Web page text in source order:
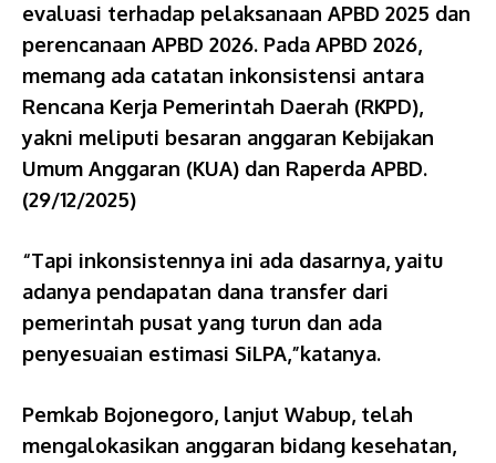
evaluasi terhadap pelaksanaan APBD 2025 dan
perencanaan APBD 2026. Pada APBD 2026,
memang ada catatan inkonsistensi antara
Rencana Kerja Pemerintah Daerah (RKPD),
yakni meliputi besaran anggaran Kebijakan
Umum Anggaran (KUA) dan Raperda APBD.
(29/12/2025)
“Tapi inkonsistennya ini ada dasarnya, yaitu
adanya pendapatan dana transfer dari
pemerintah pusat yang turun dan ada
penyesuaian estimasi SiLPA,”katanya.
Pemkab Bojonegoro, lanjut Wabup, telah
mengalokasikan anggaran bidang kesehatan,